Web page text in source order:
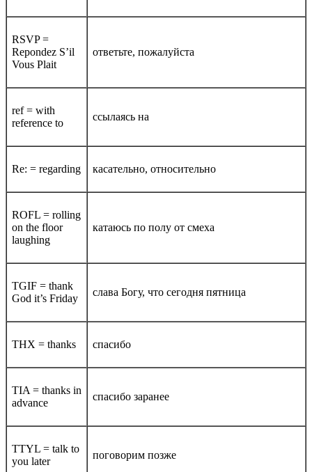
RSVP =
Repondez S’il
Vous Plait
ответьте, пожалуйста
ref = with
reference to
ссылаясь на
Re: = regarding касательно, относительно
ROFL = rolling
on the floor
laughing
катаюсь по полу от смеха
TGIF = thank
God it’s Friday
слава Богу, что сегодня пятница
THX = thanks спасибо
TIA = thanks in
advance
спасибо заранее
TTYL = talk to
you later
поговорим позже